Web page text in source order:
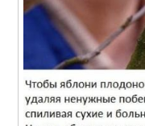
Изделия из
Дорожка из